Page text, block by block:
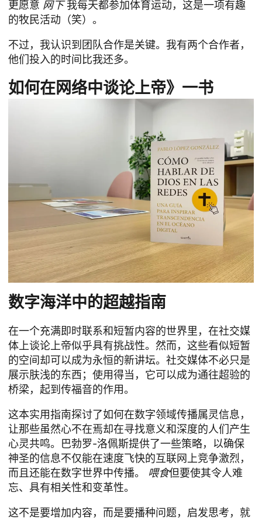
更愿意 网下我每天都参加体育运动，这是一项有趣
的牧民活动（笑）。
不过，我认识到团队合作是关键。我有两个合作者，
他们投入的时间比我还多。
如何在网络中谈论上帝》一书
数字海洋中的超越指南
在一个充满即时联系和短暂内容的世界里，在社交媒
体上谈论上帝似乎具有挑战性。然而，这些看似短暂
的空间却可以成为永恒的新讲坛。社交媒体不必只是
展示肤浅的东西；使用得当，它可以成为通往超验的
桥梁，起到传福音的作用。
这本实用指南探讨了如何在数字领域传播属灵信息，
让那些虽然心不在焉却在寻找意义和深度的人们产生
心灵共鸣。巴勃罗-洛佩斯提供了一些策略，以确保
神圣的信息不仅能在速度飞快的互联网上竞争激烈，
而且还能在数字世界中传播。 喂食但要使其令人难
忘、具有相关性和变革性。
这不是要增加内容，而是要播种问题，启发思考，就